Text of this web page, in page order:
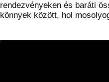
rendezvényeken és baráti
könnyek között, hol